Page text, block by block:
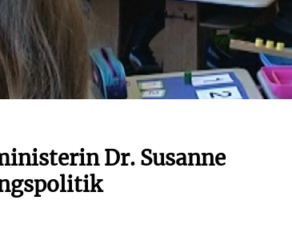
Dr. Susanne